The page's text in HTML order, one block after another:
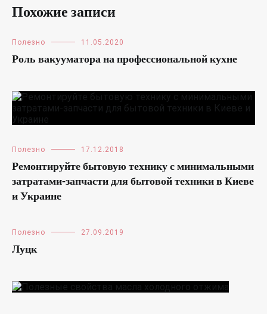
Похожие записи
Полезно 11.05.2020
Роль вакууматора на профессиональной кухне
Полезно 17.12.2018
Ремонтируйте бытовую технику с минимальными
затратами-запчасти для бытовой техники в Киеве
и Украине
Полезно 27.09.2019
Луцк